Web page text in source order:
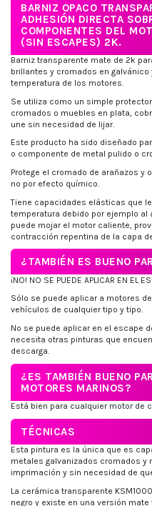
BARNIZ OPACO
ADHESIÓN DIRECTA
COMPONENTES DEL
(SIN ESCAPES) 2K.
Barniz transparente mate de 2k
brillantes y cromados en
temperatura de los motores.
Se utiliza como un simple
cromados o muebles en plata,
une sin necesidad de lijar.
Este producto ha sido diseñado
o componente de metal pulido o
Protege el cromado de arañazos y
no por efecto químico.
Tiene capacidades elásticas que
temperatura debido por ejemplo al
puede mojar el motor caliente,
contracción repentina de la capa
¿TAMBIÉN ES BUENO
¡NO! NO SE PUEDE APLICAR EN EL
Sólo se puede aplicar a motores
vehículos de cualquier tipo y tipo.
No se puede aplicar en el escape
necesita otras pinturas que
descarga.
¿ES TAMBIÉN BUENO
MOTORES MARINOS?
Está bien para cualquier motor de
TÉCNICAS
Esta pintura es la única que es
metales galvanizados cromados y
imprimación y sin necesidad de
La cerámica transparente
negro y existe en una versión mate